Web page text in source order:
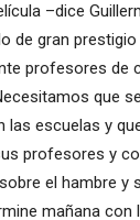
–dice
de gran
profesores de
que
las escuelas y
profesores y
el hambre y
mañana con